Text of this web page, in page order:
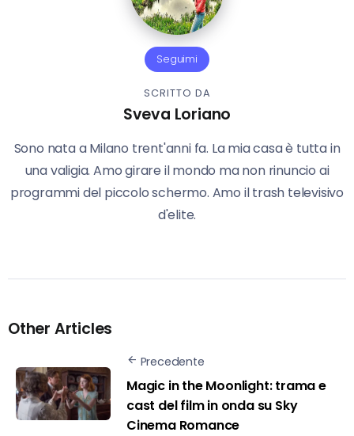
Seguimi
SCRITTO DA
Sveva Loriano
Sono nata a Milano trent'anni fa. La mia casa è tutta in
una valigia. Amo girare il mondo ma non rinuncio ai
programmi del piccolo schermo. Amo il trash televisivo
d'elite.
Other Articles
Precedente
Magic in the Moonlight: trama e
cast del film in onda su Sky
Cinema Romance